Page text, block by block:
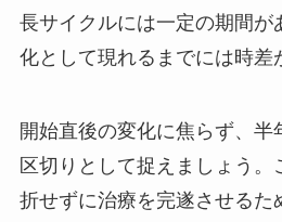
長サイクルには一定の期間が
化として現れるまでには時差
開始直後の変化に焦らず、
区切りとして捉えましょう。
折せずに治療を完遂させるた